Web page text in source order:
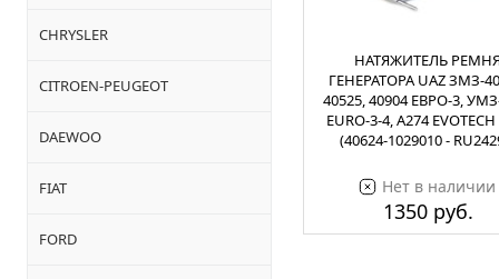
CHRYSLER
CITROEN-PEUGEOT
DAEWOO
FIAT
FORD
НАТЯЖИТЕЛЬ
ГЕНЕРАТОРА UAZ ЗМЗ-
40525, 40904 ЕВРО-3,
EURO-3-4, А274
(40624-1029010 -
Нет в наличии
1350 руб.